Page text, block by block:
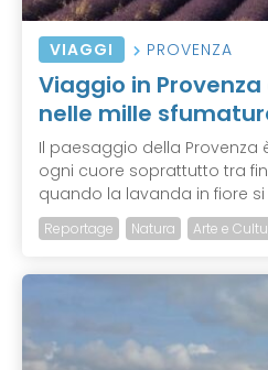
VIAGGI PROVENZA
Viaggio in
nelle mille
Il paesaggio della Provenza
ogni cuore soprattutto tra
quando la lavanda in fiore si
Reportage Natura Arte e